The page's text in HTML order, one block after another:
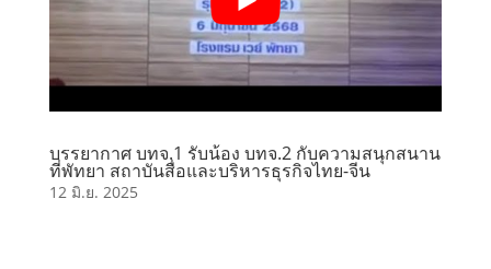
บรรยากาศ บทจ.1 รับน้อง บทจ.2 กับความสนุกสนาน
ที่พัทยา สถาบันสื่อและบริหารธุรกิจไทย-จีน
12 มิ.ย. 2025